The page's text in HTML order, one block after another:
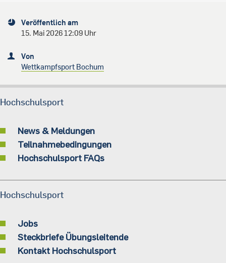
Veröffentlich am
15. Mai 2026 12:09 Uhr
Von
Wettkampfsport Bochum
Hochschulsport
News & Meldungen
Teilnahmebedingungen
Hochschulsport FAQs
Hochschulsport
Jobs
Steckbriefe Übungsleitende
Kontakt Hochschulsport